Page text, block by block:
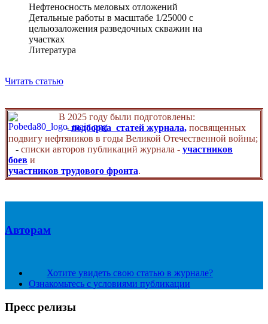
Нефтеносность меловых отложений
Детальные работы в масштабе 1/25000 с
цельюзаложения разведочных скважин на
участках
Литература
Читать статью
В 2025 году были подготовлены:
- подборка статей журнала, посвященных
подвигу нефтяников в годы Великой Отечественной войны;
- списки авторов публикаций журнала - участников
боев и
участников трудового фронта.
Авторам
Хотите увидеть свою статью в журнале?
Ознакомьтесь с условиями публикации
Пресс релизы